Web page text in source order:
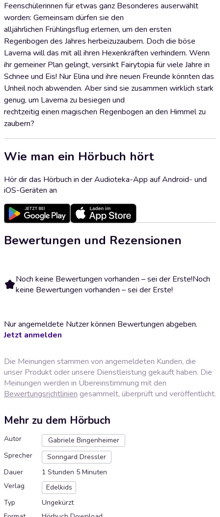
Feenschülerinnen für etwas ganz Besonderes auserwählt
worden: Gemeinsam dürfen sie den
alljährlichen Frühlingsflug erlernen, um den ersten
Regenbogen des Jahres herbeizuzaubern. Doch die böse
Laverna will das mit all ihren Hexenkräften verhindern. Wenn
ihr gemeiner Plan gelingt, versinkt Fairytopia für viele Jahre in
Schnee und Eis! Nur Elina und ihre neuen Freunde könnten das
Unheil noch abwenden. Aber sind sie zusammen wirklich stark
genug, um Laverna zu besiegen und
rechtzeitig einen magischen Regenbogen an den Himmel zu
zaubern?
Wie man ein Hörbuch hört
Hör dir das Hörbuch in der Audioteka-App auf Android- und
iOS-Geräten an
Bewertungen und Rezensionen
Noch keine Bewertungen vorhanden – sei der Erste!Noch
keine Bewertungen vorhanden – sei der Erste!
Nur angemeldete Nutzer können Bewertungen abgeben.
Jetzt anmelden
Die Meinungen stammen von angemeldeten Kunden, die
unser Produkt oder unsere Dienstleistung gekauft haben. Die
Meinungen werden in Übereinstimmung mit den
Bewertungsrichtlinien gesammelt, überprüft und veröffentlicht.
Mehr zu dem Hörbuch
Autor
Gabriele Bingenheimer
Sprecher
Sonngard Dressler
Dauer
1 Stunden 5 Minuten
Verlag
Edelkids
Typ
Ungekürzt